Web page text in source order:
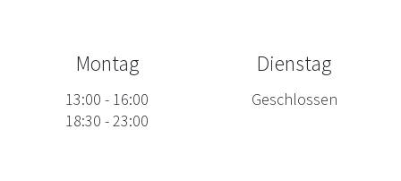
Montag
13:00 - 16:00
18:30 -23:00
Dienstag
Geschlossen